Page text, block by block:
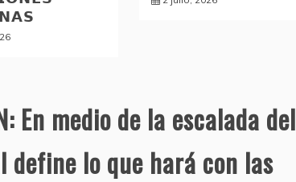
En medio de la escalada del
define lo que hará con las